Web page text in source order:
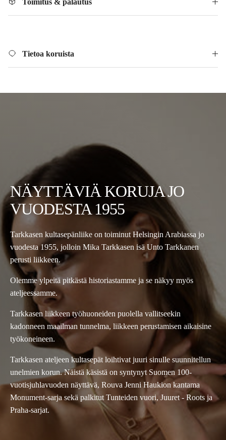
Tietoa koruista
NÄYTTÄVIÄ KORUJA JO
VUODESTA 1955
Tarkkasen kultasepänliike on toiminut Helsingin Arabiassa jo
vuodesta 1955, jolloin Mika Tarkkasen isä Unto Tarkkanen
perusti liikkeen.
Olemme ylpeitä pitkästä historiastamme ja se näkyy myös
ateljeessamme.
Tarkkasen liikkeen työhuoneiden puolella vallitseekin
kadonneen maailman tunnelma, liikkeen perustamisen aikaisine
työkoneineen.
Tarkkasen ateljeen kultasepät loihtivat juuri sinulle suunnitellun
unelmien korun. Näistä käsistä on syntynyt Suomen 100-
vuotisjuhlavuoden näyttävä, Rouva Jenni Haukion kantama
Monument-sarja sekä palkitut Tunteiden vuori, Juuret - Roots ja
Praha-sarjat.